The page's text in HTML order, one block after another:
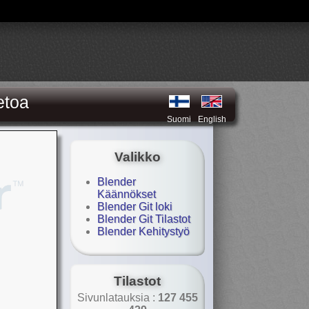
Suomi English
Valikko
Blender
Käännökset
Blender Git loki
Blender Git Tilastot
Blender Kehitystyö
Tilastot
Sivunlatauksia : 127 455